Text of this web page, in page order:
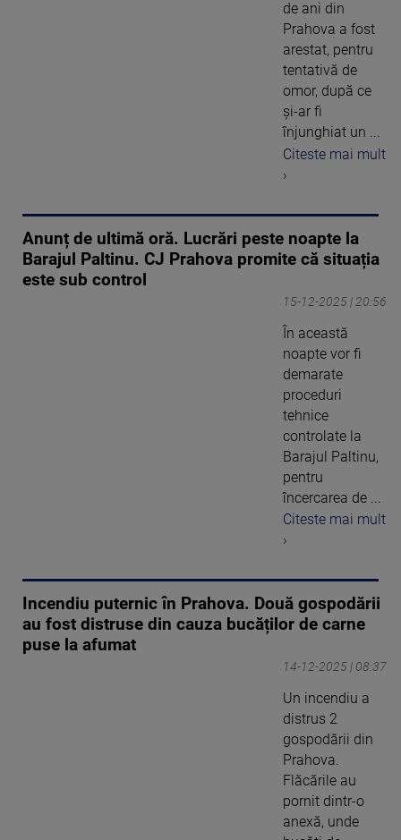
de ani din
Prahova a fost
arestat, pentru
tentativă de
omor, după ce
și-ar fi
înjunghiat un ...
Citeste mai mult
›
Anunț de ultimă oră. Lucrări peste noapte la
Barajul Paltinu. CJ Prahova promite că situația
este sub control
15-12-2025 | 20:56
În această
noapte vor fi
demarate
proceduri
tehnice
controlate la
Barajul Paltinu,
pentru
încercarea de ...
Citeste mai mult
›
Incendiu puternic în Prahova. Două gospodării
au fost distruse din cauza bucăților de carne
puse la afumat
14-12-2025 | 08:37
Un incendiu a
distrus 2
gospodării din
Prahova.
Flăcările au
pornit dintr-o
anexă, unde